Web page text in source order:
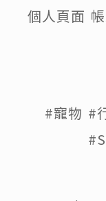
個人頁面
#寵物 #